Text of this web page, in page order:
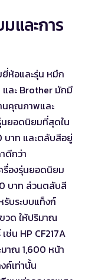
และการ
ห้อและรุ่น หมึก
และ Brother มักมี
นคุณภาพและ
นยอดนิยมที่สุดใน
าท และตลับสีอยู่
ดีกว่า
รื่องรุ่นยอดนิยม
บาท ส่วนตลับสี
บระบบแท็งก์
วด ให้ปริมาณ
ช่น HP CF217A
าณ 1,600 หน้า
ค์เท่านั้น